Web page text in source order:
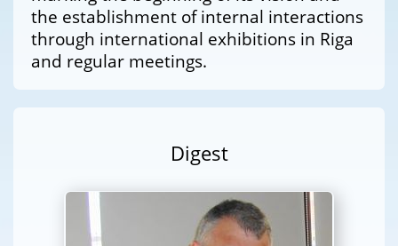
the establishment of internal interactions
through international exhibitions in Riga
and regular meetings.
Digest